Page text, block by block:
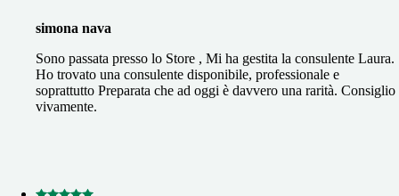
simona nava
Sono passata presso lo Store , Mi ha gestita la consulente Laura.
Ho trovato una consulente disponibile, professionale e
soprattutto Preparata che ad oggi è davvero una rarità. Consiglio
vivamente.